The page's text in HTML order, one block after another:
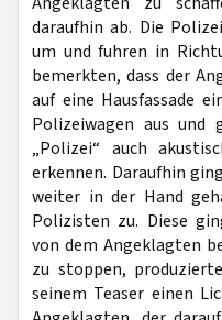
daraufhin ab. Die
um und fuhren in
bemerkten, dass der
auf eine Hausfassade
Polizeiwagen aus
„Polizei“ auch
erkennen. Daraufhin
weiter in der Hand
Polizisten zu. Diese
von dem Angeklagten
zu stoppen,
seinem Teaser einen